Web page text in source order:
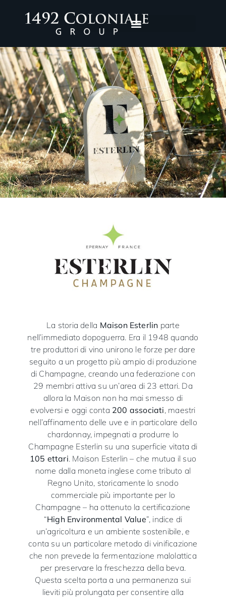
La storia della Maison Esterlin parte
nell’immediato dopoguerra. Era il 1948 quando
tre produttori di vino unirono le forze per dare
seguito a un progetto più ampio di produzione
di Champagne, creando una federazione con
29 membri attiva su un’area di 23 ettari. Da
allora la Maison non ha mai smesso di
evolversi e oggi conta 200 associati, maestri
nell’affinamento delle uve e in particolare dello
chardonnay, impegnati a produrre lo
Champagne Esterlin su una superficie vitata di
105 ettari. Maison Esterlin – che mutua il suo
nome dalla moneta inglese come tributo al
Regno Unito, storicamente lo snodo
commerciale più importante per lo
Champagne – ha ottenuto la certificazione
“High Environmental Value”, indice di
un’agricoltura e un ambiente sostenibile, e
conta su un particolare metodo di vinificazione
che non prevede la fermentazione malolattica
per preservare la freschezza della beva.
Questa scelta porta a una permanenza sui
lieviti più prolungata per consentire alla